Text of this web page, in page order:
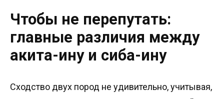
Чтобы не перепутать:
главные различия между
акита-ину и сиба-ину
Сходство двух пород не удивительно, учитывая,